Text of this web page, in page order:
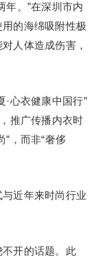
年。”在深圳市内
的海绵吸附性极
人体造成伤害，
·心衣健康中国行”
推广传播内衣时
，而非“奢侈
近年来时尚行业
开的话题。此